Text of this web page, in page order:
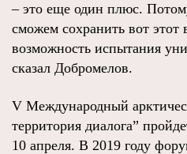
– это еще один плюс.
сможем сохранить вот этот
возможность испытания
сказал Добромелов.
V Международный
территория диалога”
10 апреля. В 2019 году